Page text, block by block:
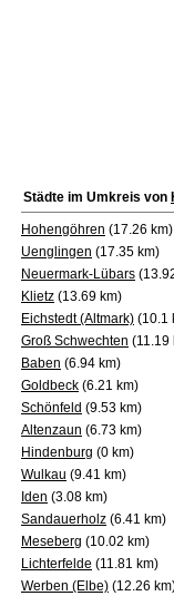
Städte im Umkreis von
Hohengöhren (17.26 km)
Uenglingen (17.35 km)
Neuermark-Lübars
Klietz (13.69 km)
Eichstedt (Altmark) (10.1
Groß Schwechten (11.19
Baben (6.94 km)
Goldbeck (6.21 km)
Schönfeld (9.53 km)
Altenzaun (6.73 km)
Hindenburg (0 km)
Wulkau (9.41 km)
Iden (3.08 km)
Sandauerholz (6.41 km)
Meseberg (10.02 km)
Lichterfelde (11.81 km)
Werben (Elbe) (12.26